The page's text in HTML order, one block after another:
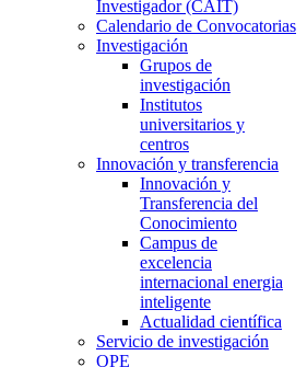
Investigador (CAIT)
Calendario de Convocatorias
Investigación
Grupos de
investigación
Institutos
universitarios y
centros
Innovación y transferencia
Innovación y
Transferencia del
Conocimiento
Campus de
excelencia
internacional energia
inteligente
Actualidad científica
Servicio de investigación
OPE